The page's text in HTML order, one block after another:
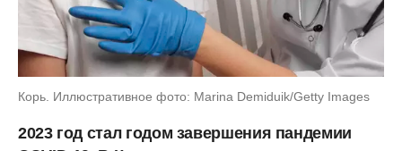
Корь. Иллюстративное фото: Marina Demiduik/Getty Images
2023 год стал годом завершения пандемии